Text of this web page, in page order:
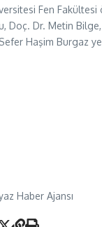
Fen Fakültesi
Doç. Dr. Metin
Haşim Burgaz
Haber Ajansı